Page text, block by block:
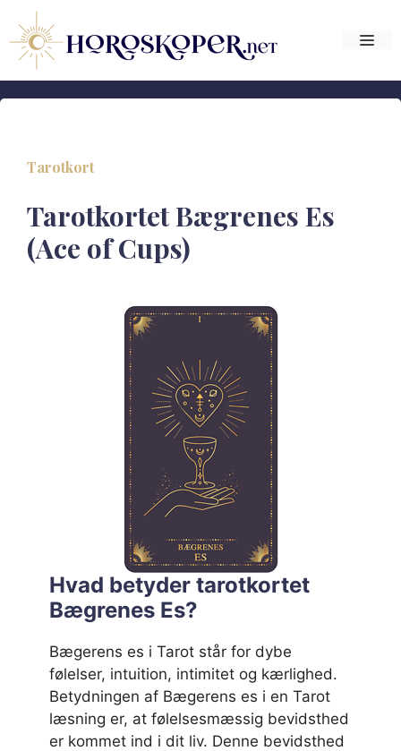
indhold
Tarotkort
Tarotkortet Bægrenes Es
(Ace of Cups)
Hvad betyder tarotkortet
Bægrenes Es?
Bægerens es i Tarot står for dybe
følelser, intuition, intimitet og kærlighed.
Betydningen af Bægerens es i en Tarot
læsning er, at følelsesmæssig bevidsthed
er kommet ind i dit liv. Denne bevidsthed